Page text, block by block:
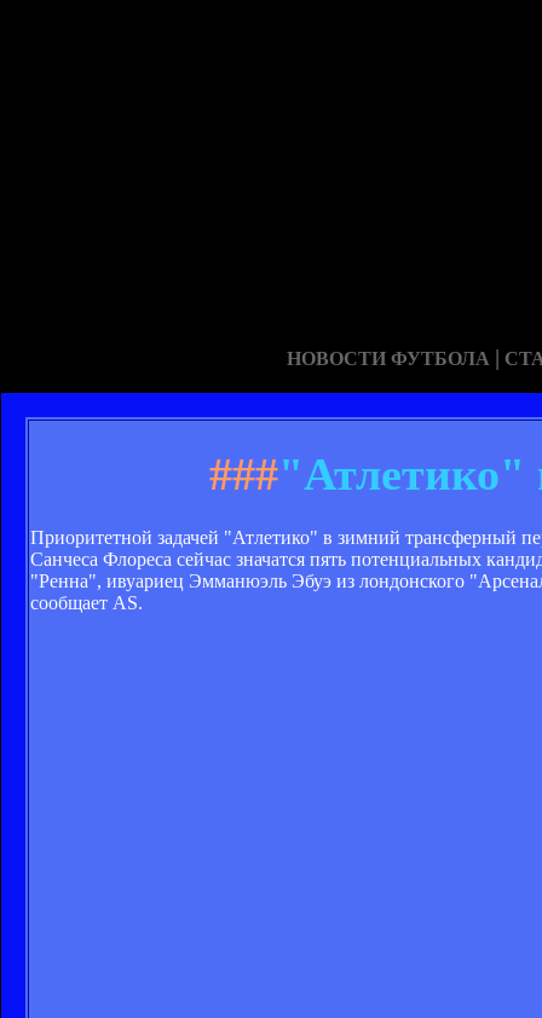
НОВОСТИ ФУТБОЛА |
###"Атлетико"
Приоритетной задачей "Атлетико" в зимний трансферный
Санчеса Флореса сейчас значатся пять потенциальных
"Ренна", ивуариец Эмманюэль Эбуэ из лондонского
сообщает AS.